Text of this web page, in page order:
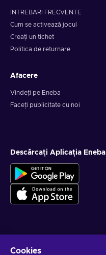
INTREBARI FRECVENTE
Cum se activează jocul
Creați un tichet
Politica de returnare
Afacere
Vindeți pe Eneba
Faceți publicitate cu noi
Descărcați Aplicația Eneba
Cookies